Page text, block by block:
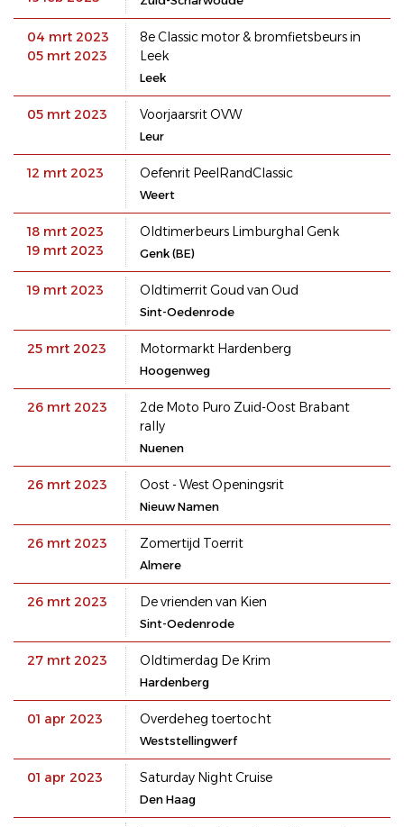
04 mrt 2023
05 mrt 2023
8e Classic motor & bromfietsbeurs in
Leek
Leek
05 mrt 2023 Voorjaarsrit OVW
Leur
12 mrt 2023 Oefenrit PeelRandClassic
Weert
18 mrt 2023
19 mrt 2023
Oldtimerbeurs Limburghal Genk
Genk (BE)
19 mrt 2023 Oldtimerrit Goud van Oud
Sint-Oedenrode
25 mrt 2023 Motormarkt Hardenberg
Hoogenweg
26 mrt 2023
2de Moto Puro Zuid-Oost Brabant
rally
Nuenen
26 mrt 2023 Oost - West Openingsrit
Nieuw Namen
26 mrt 2023 Zomertijd Toerrit
Almere
26 mrt 2023 De vrienden van Kien
Sint-Oedenrode
27 mrt 2023 Oldtimerdag De Krim
Hardenberg
01 apr 2023 Overdeheg toertocht
Weststellingwerf
01 apr 2023 Saturday Night Cruise
Den Haag